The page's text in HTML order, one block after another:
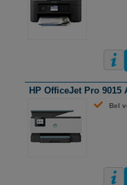
HP OfficeJet Pro 9015
Bel